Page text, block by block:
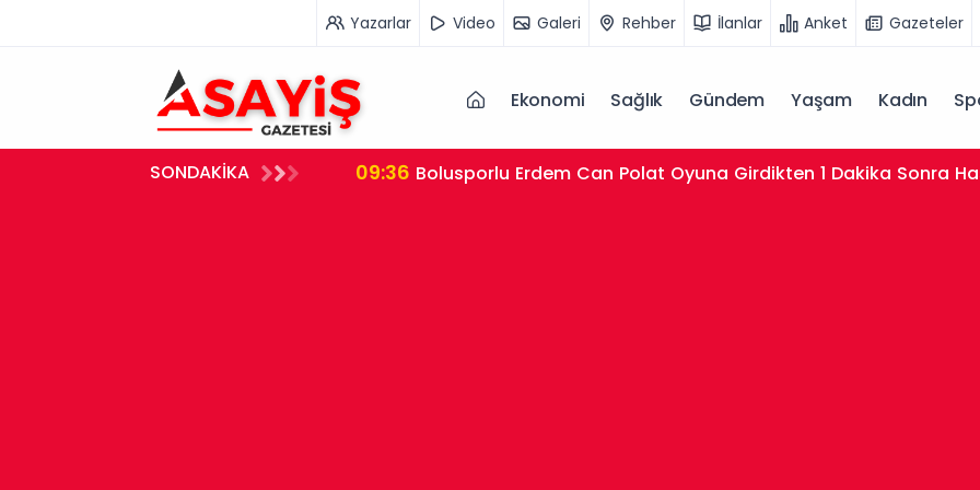
Yazarlar Video Galeri Rehber İlanlar Anket Gazeteler
Ekonomi Sağlık Gündem Yaşam Kadın
SONDAKİKA
Yakalandı 09:36 Bolusporlu Erdem Can Polat Oyuna Girdikten 1 Dakika Sonra